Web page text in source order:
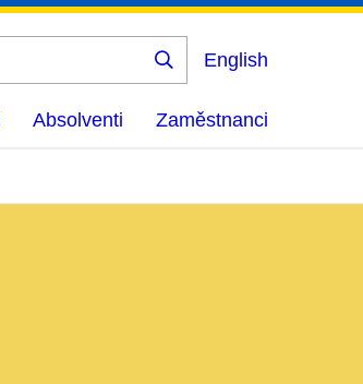
Vyhledat
English
Absolventi Zaměstnanci